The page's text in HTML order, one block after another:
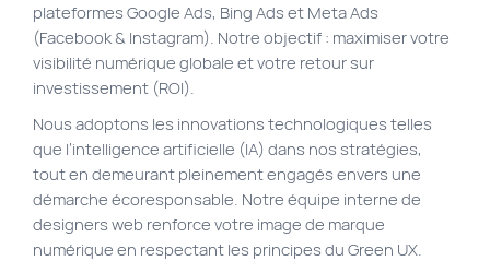
Plan du site
Site Web municipal
VortexLab
40 rue Jean-Talon E., Montreal
514 278-7575
plateformes Google Ads, Bing Ads et Meta Ads
(Facebook & Instagram). Notre objectif : maximiser votre
visibilité numérique globale et votre retour sur
investissement (ROI).
Nous adoptons les innovations technologiques telles
que l’intelligence artificielle (IA) dans nos stratégies,
tout en demeurant pleinement engagés envers une
démarche écoresponsable. Notre équipe interne de
designers web renforce votre image de marque
numérique en respectant les principes du Green UX.